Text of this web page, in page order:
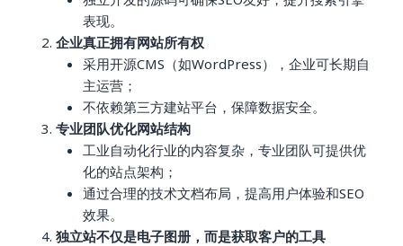
表现。
企业真正拥有网站所有权
采用开源CMS（如WordPress），企业可长期自
主运营；
不依赖第三方建站平台，保障数据安全。
专业团队优化网站结构
工业自动化行业的内容复杂，专业团队可提供优
化的站点架构；
通过合理的技术文档布局，提高用户体验和SEO
效果。
独立站不仅是电子图册，而是获取客户的工具